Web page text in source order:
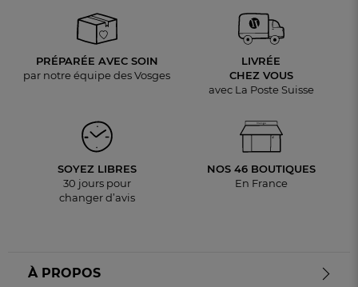
PRÉPARÉE AVEC SOIN
par notre équipe des Vosges
LIVRÉE
CHEZ VOUS
avec La Poste Suisse
SOYEZ LIBRES
30 jours pour
changer d’avis
NOS 46 BOUTIQUES
En France
À PROPOS